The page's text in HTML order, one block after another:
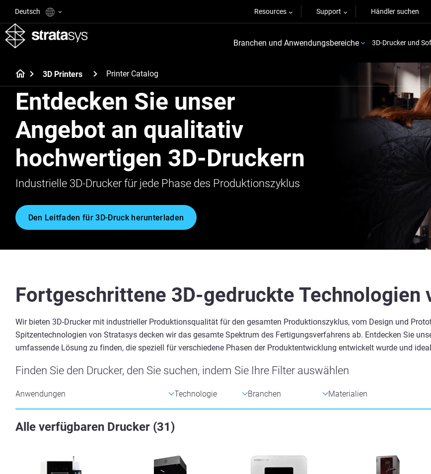
Deutsch Resources Support Händler suchen
Branchen und Anwendungsbereiche 3D-Drucker und
3D Printers Printer Catalog
Entdecken Sie unser
Angebot an qualitativ
hochwertigen 3D-Druckern
Industrielle 3D-Drucker für jede Phase des Produktionszyklus
Den Leitfaden für 3D-Druck herunterladen
Fortgeschrittene 3D-gedruckte Technologien
Wir bieten 3D-Drucker mit industrieller Produktionsqualität für den gesamten Produktionszyklus, vom Design und
Spitzentechnologien von Stratasys decken wir das gesamte Spektrum des Fertigungsverfahrens ab. Entdecken Sie
umfassende Lösung zu finden, die speziell für verschiedene Phasen der Produktentwicklung entwickelt wurde und
Finden Sie den Drucker, den Sie suchen, indem Sie Ihre Filter auswählen
Alle verfügbaren Drucker (31)